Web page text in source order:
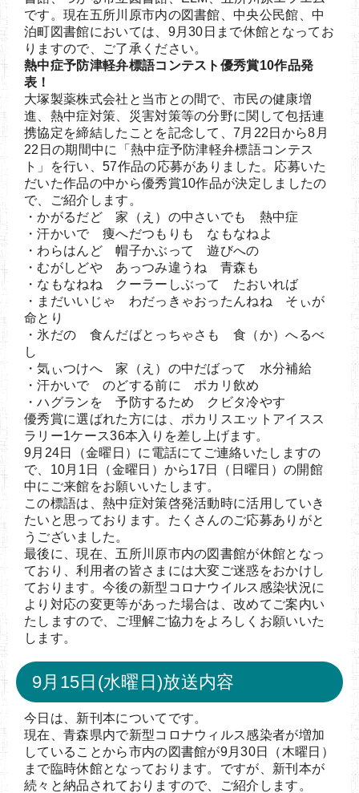
です。現在五所川原市内の図書館、中央公民館、中
泊町図書館においては、9月30日まで休館となってお
りますので、ご了承ください。
熱中症予防津軽弁標語コンテスト優秀賞10作品発
表！
大塚製薬株式会社と当市との間で、市民の健康増
進、熱中症対策、災害対策等の分野に関して包括連
携協定を締結したことを記念して、7月22日から8月
22日の期間中に「熱中症予防津軽弁標語コンテス
ト」を行い、57作品の応募がありました。応募いた
だいた作品の中から優秀賞10作品が決定しましたの
で、ご紹介します。
・かがるだど 家（え）の中さいでも 熱中症
・汗かいで 痩へだつもりも なもなねよ
・わらはんど 帽子かぶって 遊びへの
・むがしどや あっつみ違うね 青森も
・なもなねね クーラーしぶって たおいれば
・まだいいじゃ わだっきゃおったんねね そぃが
命とり
・氷だの 食んだばとっちゃさも 食（か）へるべ
し
・気ぃつけへ 家（え）の中だばって 水分補給
・汗かいで のどする前に ポカリ飲め
・ハグランを 予防するため クビタ冷やす
優秀賞に選ばれた方には、ポカリスエットアイスス
ラリー1ケース36本入りを差し上げます。
9月24日（金曜日）に電話にてご連絡いたしますの
で、10月1日（金曜日）から17日（日曜日）の開館
中にご来館をお願いいたします。
この標語は、熱中症対策啓発活動時に活用していき
たいと思っております。たくさんのご応募ありがと
うございました。
最後に、現在、五所川原市内の図書館が休館となっ
ており、利用者の皆さまには大変ご迷惑をおかけし
ております。今後の新型コロナウイルス感染状況に
より対応の変更等があった場合は、改めてご案内い
たしますので、ご理解ご協力をよろしくお願いいた
します。
9月15日(水曜日)放送内容
今日は、新刊本についてです。
現在、青森県内で新型コロナウィルス感染者が増加
していることから市内の図書館が9月30日（木曜日）
まで臨時休館となっております。ですが、新刊本が
続々と納品されておりますので、ご紹介します。